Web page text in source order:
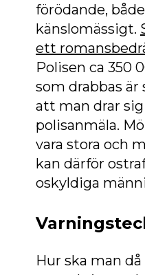
förödande,
känslomässigt.
ett
Polisen ca 350
som drabbas
att man drar
polisanmäla.
vara stora och
kan därför
oskyldiga
Hur ska man